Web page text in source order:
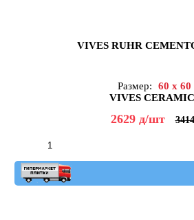
VIVES RUHR
Размер:
60 x 60
VIVES
2629 д/шт 3414